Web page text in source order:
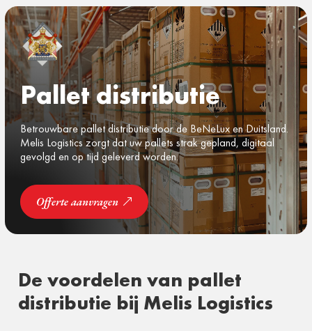
Pallet distributie
Betrouwbare pallet distributie door de BeNeLux en Duitsland.
Melis Logistics zorgt dat uw pallets strak gepland, digitaal
gevolgd en op tijd geleverd worden.
Offerte aanvragen
De voordelen van pallet
distributie bij Melis Logistics